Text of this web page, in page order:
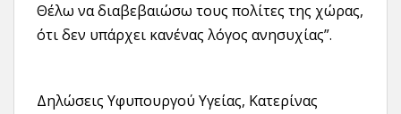
Θέλω να διαβεβαιώσω τους πολίτες της χώρας,
ότι δεν υπάρχει κανένας λόγος ανησυχίας”.
Δηλώσεις Υφυπουργού Υγείας, Κατερίνας